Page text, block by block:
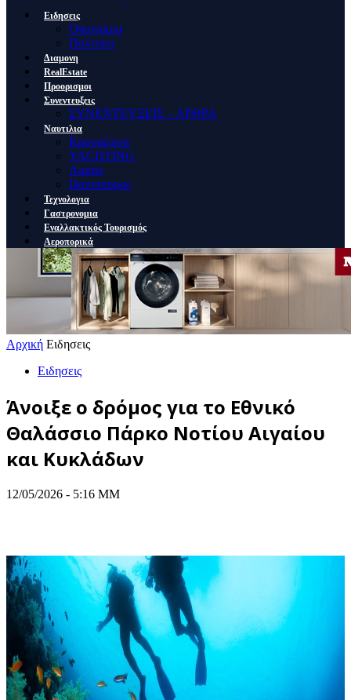
Ειδησεις
Οικονομια
Πολιτικη
Διαμονη
RealEstate
Προορισμοι
Συνεντευξεις
ΣΥΝΕΝΤΕΥΞΕΙΣ – ΑΡΘΡΑ
Ναυτιλια
Κρουαζιερα
YACHTING
Λιμανι
Ποντοπορος
Τεχνολογια
Γαστρονομια
Εναλλακτικός Τουρισμός
Αεροπορικά
Αρχική Ειδησεις
Ειδησεις
Άνοιξε ο δρόμος για το Εθνικό
Θαλάσσιο Πάρκο Νοτίου Αιγαίου
και Κυκλάδων
12/05/2026 - 5:16 ΜΜ